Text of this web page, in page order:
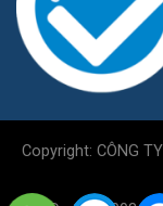
Copyright: CÔNG